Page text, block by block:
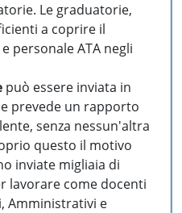
Le graduatorie,
a coprire il
personale ATA negli
può essere inviata in
prevede un rapporto
senza nessun'altra
questo il motivo
inviate migliaia di
lavorare come docenti
Amministrativi e